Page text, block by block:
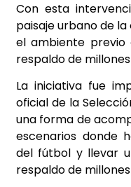
Con esta
paisaje urbano de
el ambiente previo
respaldo de
La iniciativa fue
oficial de la
una forma de
escenarios donde
del fútbol y llevar
respaldo de